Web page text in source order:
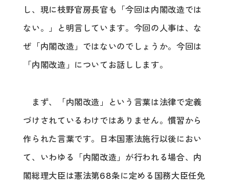
し、現に枝野官房長官も「今回は内閣改造では
ない。」と明言しています。今回の人事は、な
ぜ「内閣改造」ではないのでしょうか。今回は
「内閣改造」についてお話しします。
まず、「内閣改造」という言葉は法律で定義
づけされているわけではありません。慣習から
作られた言葉です。日本国憲法施行以後におい
て、いわゆる「内閣改造」が行われる場合、内
閣総理大臣は憲法第68条に定める国務大臣任免